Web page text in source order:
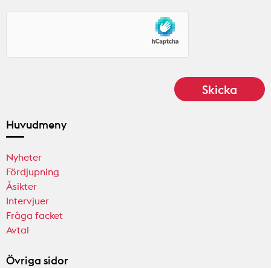
Huvudmeny
Nyheter
Fördjupning
Åsikter
Intervjuer
Fråga facket
Avtal
Övriga sidor